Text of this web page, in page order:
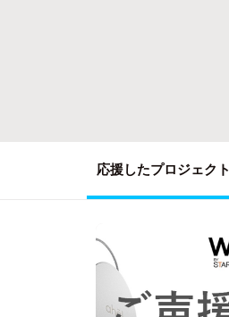
応援したプロジェクト